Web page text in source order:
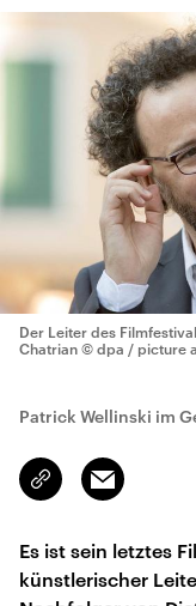
Der Leiter des
Chatrian © dpa / picture
Patrick Wellinski im
Link
kopieren/teilen
Email
Es ist sein letztes
künstlerischer